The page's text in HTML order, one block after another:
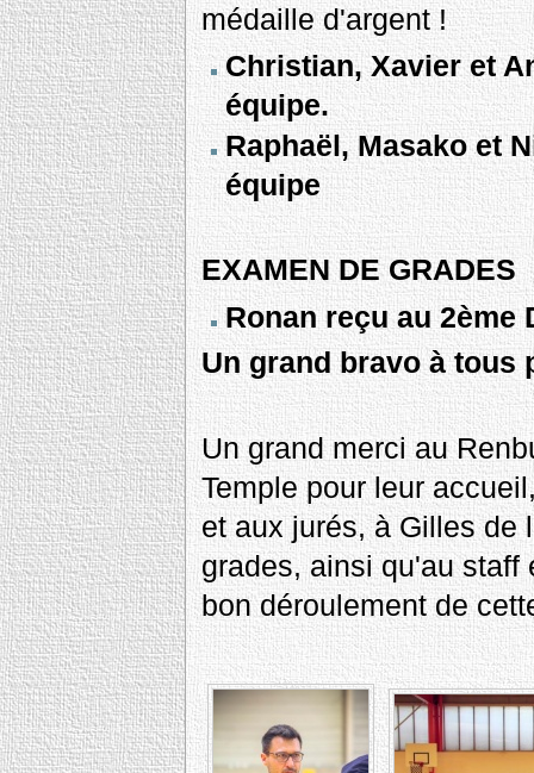
médaille d'argent !
Christian, Xavier et
équipe.
Raphaël, Masako et
équipe
EXAMEN DE GRADES
Ronan reçu au 2ème
Un grand bravo à tous
Un grand merci au
Temple pour leur
et aux jurés, à Gilles de
grades, ainsi qu'au staff
bon déroulement de